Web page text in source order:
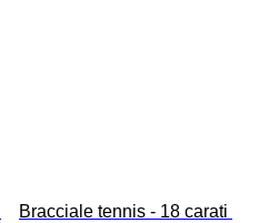
Bracciale tennis - 18 carati